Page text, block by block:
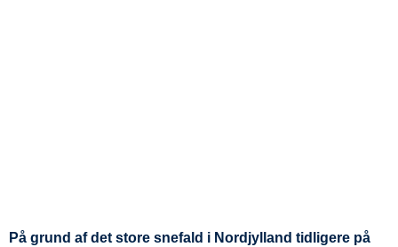
På grund af det store snefald i Nordjylland tidligere på